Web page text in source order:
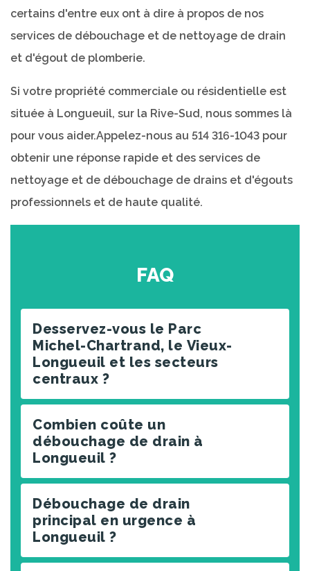
certains d'entre eux ont à dire à propos de nos
services de débouchage et de nettoyage de drain
et d'égout de plomberie.
Si votre propriété commerciale ou résidentielle est
située à Longueuil, sur la Rive-Sud, nous sommes là
pour vous aider.Appelez-nous au 514 316-1043 pour
obtenir une réponse rapide et des services de
nettoyage et de débouchage de drains et d'égouts
professionnels et de haute qualité.
FAQ
Desservez-vous le Parc
Michel-Chartrand, le Vieux-
Longueuil et les secteurs
centraux ?
Combien coûte un
débouchage de drain à
Longueuil ?
Débouchage de drain
principal en urgence à
Longueuil ?